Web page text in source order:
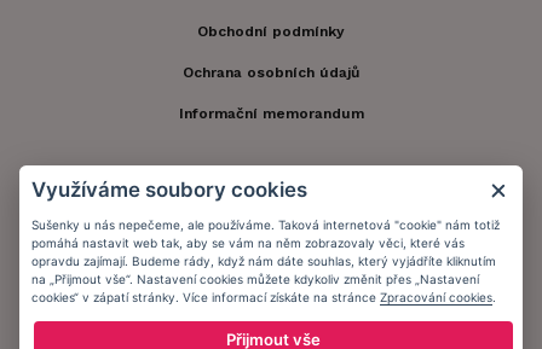
Obchodní podmínky
Ochrana osobních údajů
Informační memorandum
Zůstaňte s námi v kontaktu.
Přijímáme platby:
Využíváme soubory cookies
Sušenky u nás nepečeme, ale používáme. Taková internetová "cookie" nám totiž
pomáhá nastavit web tak, aby se vám na něm zobrazovaly věci, které vás
opravdu zajímají. Budeme rády, když nám dáte souhlas, který vyjádříte kliknutím
na „Přijmout vše“. Nastavení cookies můžete kdykoliv změnit přes „Nastavení
cookies“ v zápatí stránky. Více informací získáte na stránce Zpracování cookies
Přijmout vše